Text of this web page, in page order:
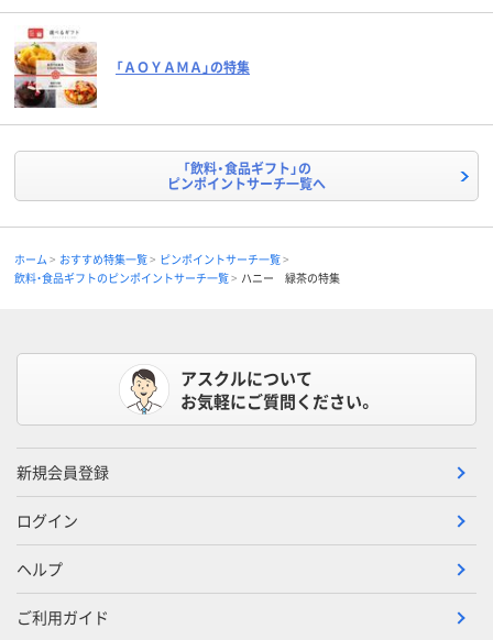
「ＡＯＹＡＭＡ」の特集
「飲料・食品ギフト」の
ピンポイントサーチ一覧へ
ホーム おすすめ特集一覧
ピンポイントサーチ一覧
飲料・食品ギフトのピンポイントサーチ一覧
ハニー 緑茶の特集
アスクルについて
お気軽にご質問ください。
新規会員登録
ログイン
ヘルプ
ご利用ガイド